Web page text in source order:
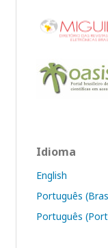
Idioma
English
Português
Português